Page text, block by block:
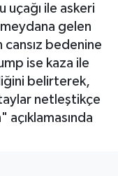
uçağı ile askeri
gelen
cansız bedenine
ise kaza ile
belirterek,
netleştikçe
açıklamasında